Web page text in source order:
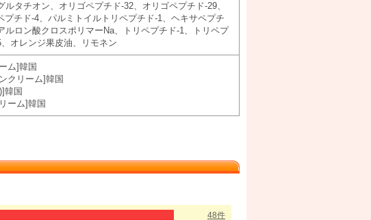
タチオン、オリゴペプチド-32、オリゴペプチド-29、
チド-4、パルミトイルトリペプチド-1、ヘキサペプチ
ルロン酸クロスポリマーNa、トリペプチド-1、トリペプ
オレンジ果皮油、リモネン
ム]韓国
クリーム]韓国
韓国
ーム]韓国
48件